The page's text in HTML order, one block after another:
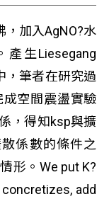
，加入AgNO?水
生Liesegang
，筆者在研究過
空間震盪實驗
，得知ksp與擴
係數的條件之
形。We put K?
add